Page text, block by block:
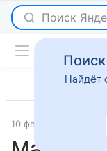
Поиск
10 февраля 2020
Найдёт